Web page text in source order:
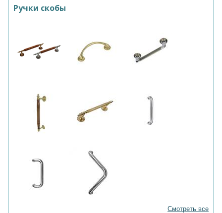
Ручки скобы
Смотреть все